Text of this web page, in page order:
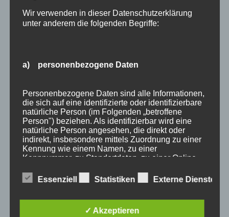
Stichworte
allgäu allgäuer alpen alpen angebot Auszeit
bayern bergbahnen berge event
Wir verwenden in dieser Datenschutzerklärung
unter anderem die folgenden Begriffe:
a) personenbezogene Daten
Personenbezogene Daten sind alle Informationen,
die sich auf eine identifizierte oder identifizierbare
natürliche Person (im Folgenden „betroffene
Person") beziehen. Als identifizierbar wird eine
natürliche Person angesehen, die direkt oder
indirekt, insbesondere mittels Zuordnung zu einer
Kennung wie einem Namen, zu einer
Kennnummer, zu Standortdaten, zu einer Online-
besonderen Merkmalen, die Ausdruck der
physischen, physiologischen, genetischen,
identifiziert werden kann.
Essenziell Statistiken Externe Dienste
✓ Akzeptieren